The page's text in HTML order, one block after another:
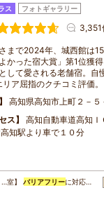
ス フォトギャラリー
3,351
まで2024年、城西館は
かった宿大賞」第1位獲
して愛される老舗宿。自
ア屈指のクチコミ評価。
高知県高知市上町２－５
ス
高知自動車道高知
知駅より車で１０分
…室】バリアフリーに対応…